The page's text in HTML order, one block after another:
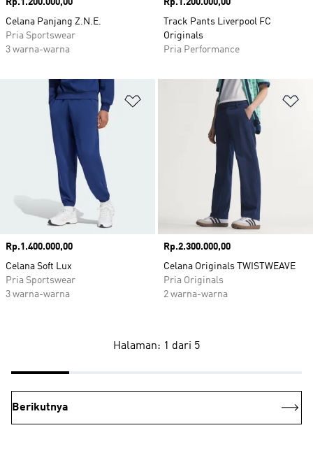
Harga
Rp.1.200.000,00
Celana Panjang Z.N.E.
Pria Sportswear
3 warna-warna
Harga
Rp.1.200.000,00
Track Pants Liverpool FC
Originals
Pria Performance
Tambahkan ke Wishlist
Harga
Rp.1.400.000,00
Celana Soft Lux
Pria Sportswear
3 warna-warna
Harga
Rp.2.300.000,00
Celana Originals TWISTWEAVE
Pria Originals
2 warna-warna
Halaman: 1 dari 5
Berikutnya